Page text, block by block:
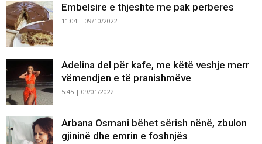
Embelsire e thjeshte me pak perberes
11:04 | 09/10/2022
Adelina del për kafe, me këtë veshje merr
vëmendjen e të pranishmëve
5:45 | 09/01/2022
Arbana Osmani bëhet sërish nënë, zbulon
gjininë dhe emrin e foshnjës